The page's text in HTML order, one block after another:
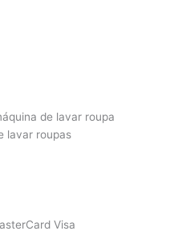
de lavar roupa
lavar roupas
Visa